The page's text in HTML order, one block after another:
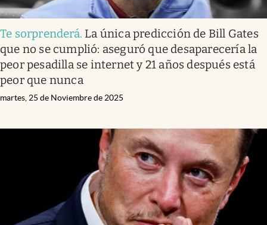
Te sorprenderá. La única predicción de Bill Gates
que no se cumplió: aseguró que desaparecería la
peor pesadilla se internet y 21 años después está
peor que nunca
martes, 25 de Noviembre de 2025